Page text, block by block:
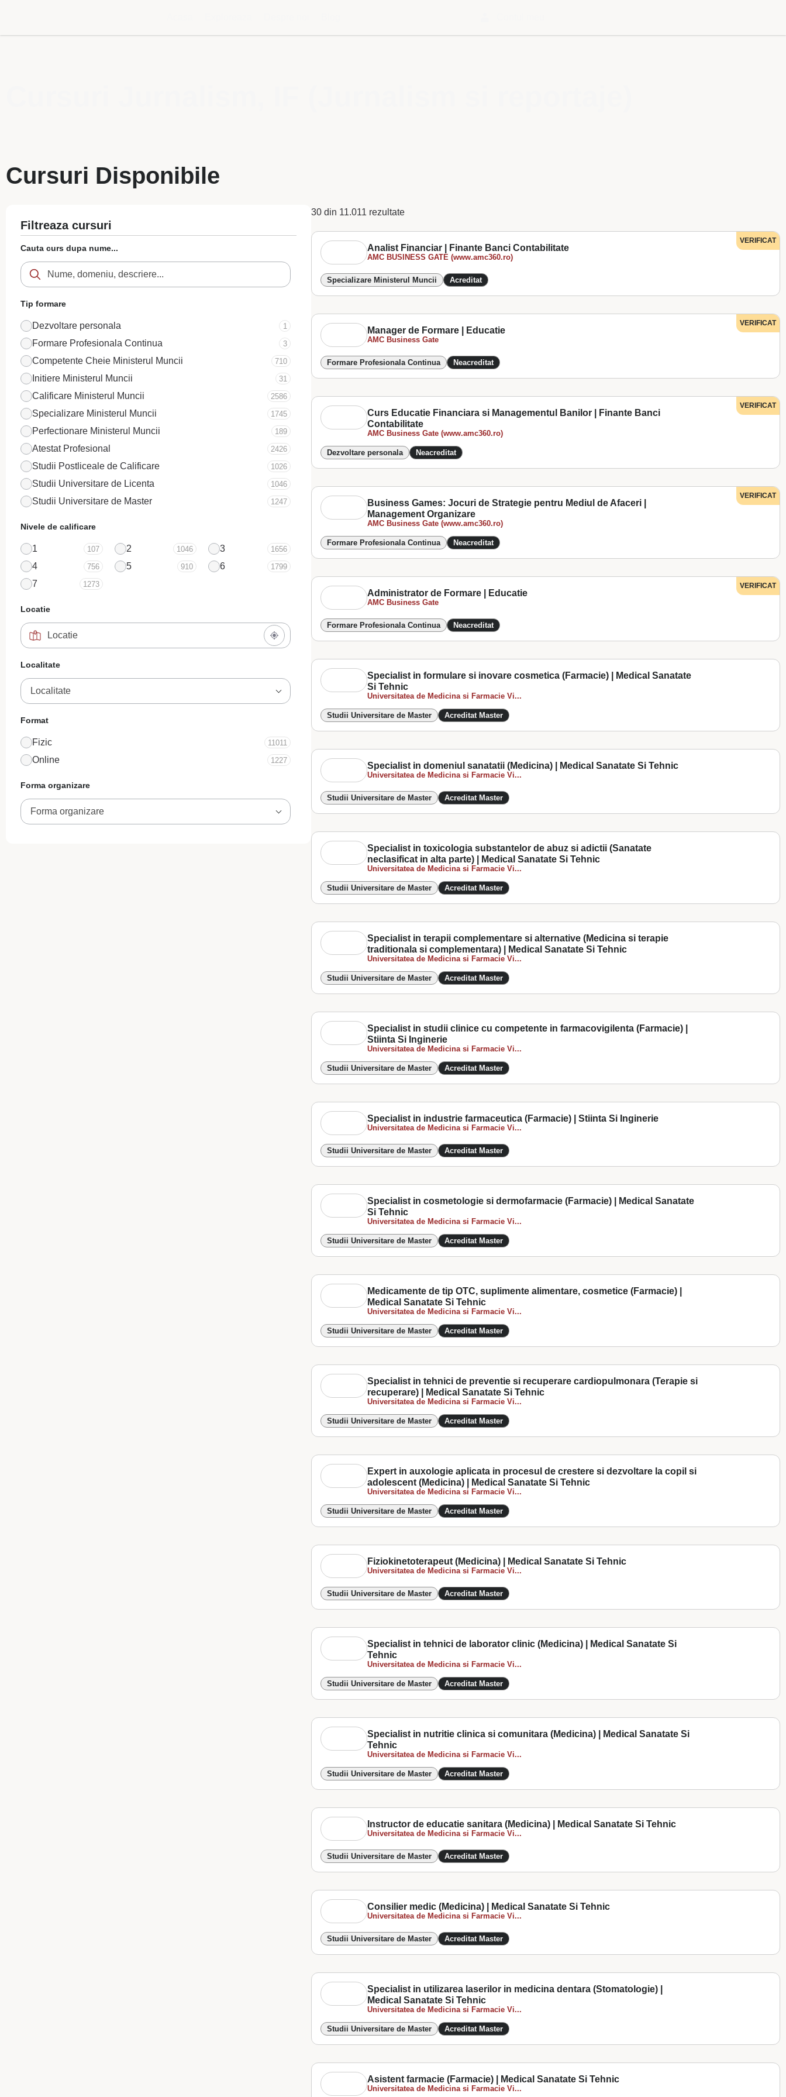
Cursuri Disponibile
Filtreaza cursuri
Cauta curs dupa nume...
Tip formare
Dezvoltare personala 1
Formare Profesionala Continua 3
Competente Cheie Ministerul Muncii 710
Initiere Ministerul Muncii 31
Calificare Ministerul Muncii 2586
Specializare Ministerul Muncii 1745
Perfectionare Ministerul Muncii 189
Atestat Profesional 2426
Studii Postliceale de Calificare 1026
Studii Universitare de Licenta 1046
Studii Universitare de Master 1247
Nivele de calificare
1 107 2 1046 3 1656
4 756 5 910 6 1799
7 1273
Locatie
Localitate
Localitate
Format
Fizic 11011
Online 1227
Forma organizare
Forma organizare
30 din 11.011 rezultate
Analist Financiar | Finante Banci Contabilitate
AMC BUSINESS GATE (www.amc360.ro)
Specializare Ministerul Muncii Acreditat
VERIFICAT
Manager de Formare | Educatie
AMC Business Gate
Formare Profesionala Continua Neacreditat
VERIFICAT
Curs Educatie Financiara si Managementul Banilor | Finante Banci
Contabilitate
AMC Business Gate (www.amc360.ro)
Dezvoltare personala Neacreditat
VERIFICAT
Business Games: Jocuri de Strategie pentru Mediul de Afaceri |
Management Organizare
AMC Business Gate (www.amc360.ro)
Formare Profesionala Continua Neacreditat
VERIFICAT
Administrator de Formare | Educatie
AMC Business Gate
Formare Profesionala Continua Neacreditat
VERIFICAT
Specialist in formulare si inovare cosmetica (Farmacie) | Medical Sanatate
Si Tehnic
Universitatea de Medicina si Farmacie Vi...
Studii Universitare de Master Acreditat Master
Specialist in domeniul sanatatii (Medicina) | Medical Sanatate Si Tehnic
Universitatea de Medicina si Farmacie Vi...
Studii Universitare de Master Acreditat Master
Specialist in toxicologia substantelor de abuz si adictii (Sanatate
neclasificat in alta parte) | Medical Sanatate Si Tehnic
Universitatea de Medicina si Farmacie Vi...
Studii Universitare de Master Acreditat Master
Specialist in terapii complementare si alternative (Medicina si terapie
traditionala si complementara) | Medical Sanatate Si Tehnic
Universitatea de Medicina si Farmacie Vi...
Studii Universitare de Master Acreditat Master
Specialist in studii clinice cu competente in farmacovigilenta (Farmacie) |
Stiinta Si Inginerie
Universitatea de Medicina si Farmacie Vi...
Studii Universitare de Master Acreditat Master
Specialist in industrie farmaceutica (Farmacie) | Stiinta Si Inginerie
Universitatea de Medicina si Farmacie Vi...
Studii Universitare de Master Acreditat Master
Specialist in cosmetologie si dermofarmacie (Farmacie) | Medical Sanatate
Si Tehnic
Universitatea de Medicina si Farmacie Vi...
Studii Universitare de Master Acreditat Master
Medicamente de tip OTC, suplimente alimentare, cosmetice (Farmacie) |
Medical Sanatate Si Tehnic
Universitatea de Medicina si Farmacie Vi...
Studii Universitare de Master Acreditat Master
Specialist in tehnici de preventie si recuperare cardiopulmonara (Terapie si
recuperare) | Medical Sanatate Si Tehnic
Universitatea de Medicina si Farmacie Vi...
Studii Universitare de Master Acreditat Master
Expert in auxologie aplicata in procesul de crestere si dezvoltare la copil si
adolescent (Medicina) | Medical Sanatate Si Tehnic
Universitatea de Medicina si Farmacie Vi...
Studii Universitare de Master Acreditat Master
Fiziokinetoterapeut (Medicina) | Medical Sanatate Si Tehnic
Universitatea de Medicina si Farmacie Vi...
Studii Universitare de Master Acreditat Master
Specialist in tehnici de laborator clinic (Medicina) | Medical Sanatate Si
Tehnic
Universitatea de Medicina si Farmacie Vi...
Studii Universitare de Master Acreditat Master
Specialist in nutritie clinica si comunitara (Medicina) | Medical Sanatate Si
Tehnic
Universitatea de Medicina si Farmacie Vi...
Studii Universitare de Master Acreditat Master
Instructor de educatie sanitara (Medicina) | Medical Sanatate Si Tehnic
Universitatea de Medicina si Farmacie Vi...
Studii Universitare de Master Acreditat Master
Consilier medic (Medicina) | Medical Sanatate Si Tehnic
Universitatea de Medicina si Farmacie Vi...
Studii Universitare de Master Acreditat Master
Specialist in utilizarea laserilor in medicina dentara (Stomatologie) |
Medical Sanatate Si Tehnic
Universitatea de Medicina si Farmacie Vi...
Studii Universitare de Master Acreditat Master
Asistent farmacie (Farmacie) | Medical Sanatate Si Tehnic
Universitatea de Medicina si Farmacie Vi...